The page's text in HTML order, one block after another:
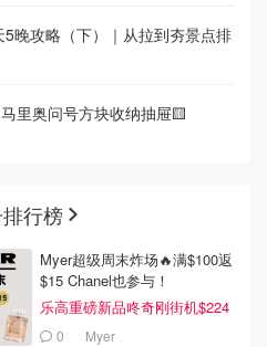
5晚攻略（下）｜从拉到夯景点排
里奥问号方块收纳抽屉🟨
行榜
Myer超级周末炸场🔥满$100返
$15 Chanel也参与！
乐高重磅新品咚奇刚街机$224
0 Myer